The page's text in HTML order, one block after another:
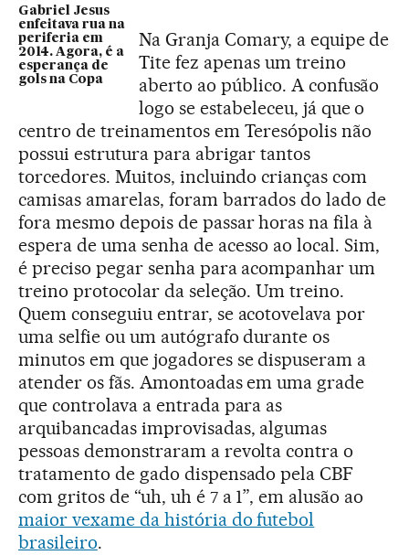
Gabriel Jesus
enfeitava rua na
periferia em
2014. Agora, é a
esperança de
gols na Copa
Na Granja Comary, a equipe de
Tite fez apenas um treino
aberto ao público. A confusão
logo se estabeleceu, já que o
centro de treinamentos em Teresópolis não
possui estrutura para abrigar tantos
torcedores. Muitos, incluindo crianças com
camisas amarelas, foram barrados do lado de
fora mesmo depois de passar horas na fila à
espera de uma senha de acesso ao local. Sim,
é preciso pegar senha para acompanhar um
treino protocolar da seleção. Um treino.
Quem conseguiu entrar, se acotovelava por
uma selfie ou um autógrafo durante os
minutos em que jogadores se dispuseram a
atender os fãs. Amontoadas em uma grade
que controlava a entrada para as
arquibancadas improvisadas, algumas
pessoas demonstraram a revolta contra o
tratamento de gado dispensado pela CBF
com gritos de “uh, uh é 7 a 1”, em alusão ao
maior vexame da história do futebol
brasileiro.